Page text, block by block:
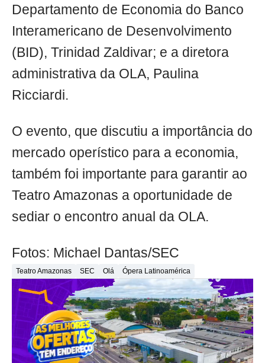
Departamento de Economia do Banco
Interamericano de Desenvolvimento
(BID), Trinidad Zaldivar; e a diretora
administrativa da OLA, Paulina
Ricciardi.
O evento, que discutiu a importância do
mercado operístico para a economia,
também foi importante para garantir ao
Teatro Amazonas a oportunidade de
sediar o encontro anual da OLA.
Fotos: Michael Dantas/SEC
Teatro Amazonas SEC Olá Ópera Latinoamérica